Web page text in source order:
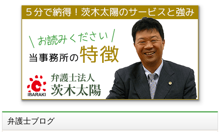
弁護士ブログ